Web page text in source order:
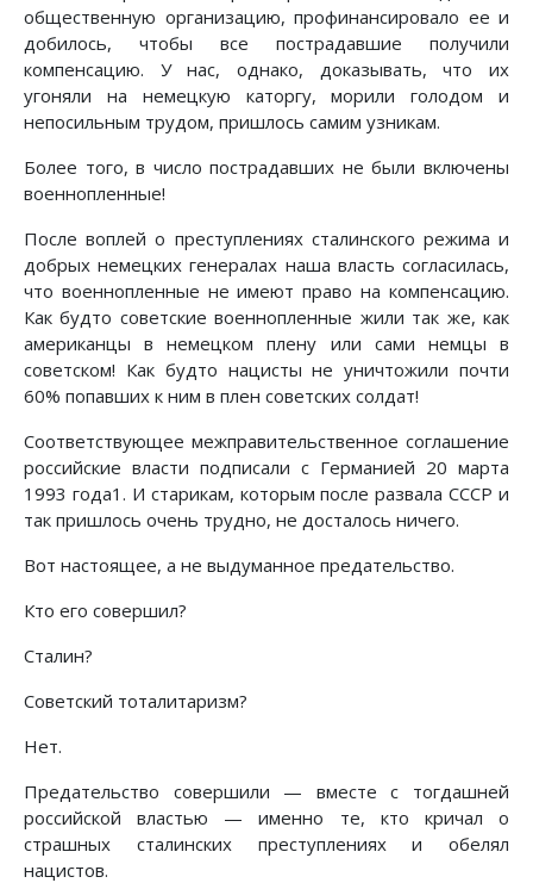
общественную организацию, профинансировало ее и
добилось, чтобы все пострадавшие получили
компенсацию. У нас, однако, доказывать, что их
угоняли на немецкую каторгу, морили голодом и
непосильным трудом, пришлось самим узникам.
Более того, в число пострадавших не были включены
военнопленные!
После воплей о преступлениях сталинского режима и
добрых немецких генералах наша власть согласилась,
что военнопленные не имеют право на компенсацию.
Как будто советские военнопленные жили так же, как
американцы в немецком плену или сами немцы в
советском! Как будто нацисты не уничтожили почти
60% попавших к ним в плен советских солдат!
Соответствующее межправительственное соглашение
российские власти подписали с Германией 20 марта
1993 года1. И старикам, которым после развала СССР и
так пришлось очень трудно, не досталось ничего.
Вот настоящее, а не выдуманное предательство.
Кто его совершил?
Сталин?
Советский тоталитаризм?
Нет.
Предательство совершили — вместе с тогдашней
российской властью — именно те, кто кричал о
страшных сталинских преступлениях и обелял
нацистов.